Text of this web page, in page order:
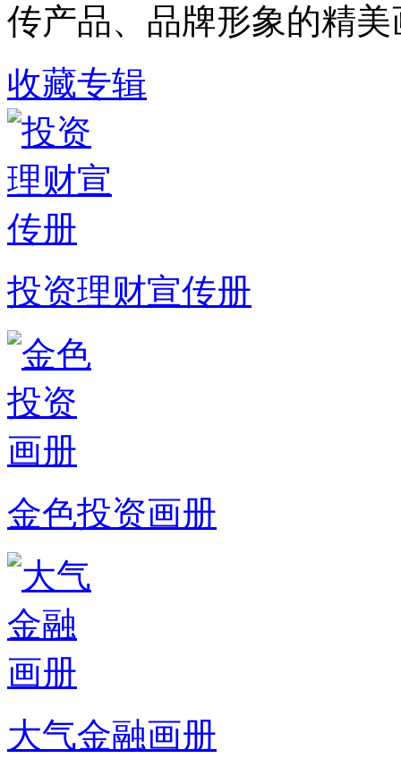
传产品、品牌形象的精美
收藏专辑
投资理财宣传册
金色投资画册
大气金融画册